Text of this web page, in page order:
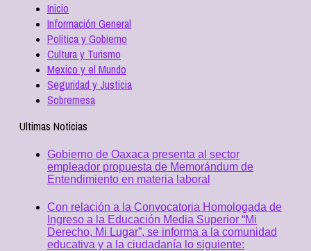
Inicio
Información General
Política y Gobierno
Cultura y Turismo
Mexico y el Mundo
Seguridad y Justicia
Sobremesa
Ultimas Noticias
Gobierno de Oaxaca presenta al sector
empleador propuesta de Memorándum de
Entendimiento en materia laboral
Con relación a la Convocatoria Homologada de
Ingreso a la Educación Media Superior “Mi
Derecho, Mi Lugar”, se informa a la comunidad
educativa y a la ciudadanía lo siguiente: